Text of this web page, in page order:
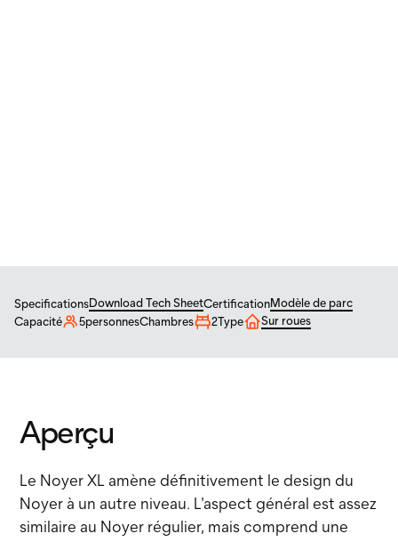
SpecificationsDownload Tech SheetCertificationModèle de parc
Capacité
5personnesChambres 2Type Sur roues
Aperçu
Le Noyer XL amène définitivement le design du
Noyer à un autre niveau. L'aspect général est assez
similaire au Noyer régulier, mais comprend une